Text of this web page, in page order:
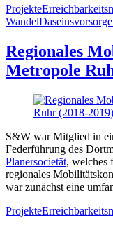
Projekte
WandelDaseinsvorsorge
Regionales
Metropole
S&W war Mitglied in
Federführung des
Planersocietät, welches
regionales
war zunächst eine
Projekte